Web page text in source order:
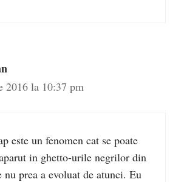
2016 la 10:37 pm
este un fenomen cat se poate
in ghetto-urile negrilor din
nu prea a evoluat de atunci. Eu